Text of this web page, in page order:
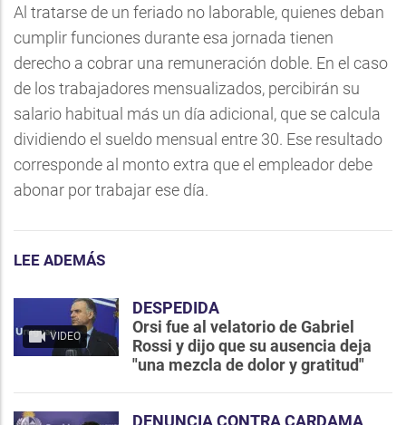
Al tratarse de un feriado no laborable, quienes deban
cumplir funciones durante esa jornada tienen
derecho a cobrar una remuneración doble. En el caso
de los trabajadores mensualizados, percibirán su
salario habitual más un día adicional, que se calcula
dividiendo el sueldo mensual entre 30. Ese resultado
corresponde al monto extra que el empleador debe
abonar por trabajar ese día.
LEE ADEMÁS
VIDEO
DESPEDIDA
Orsi fue al velatorio de Gabriel
Rossi y dijo que su ausencia deja
"una mezcla de dolor y gratitud"
DENUNCIA CONTRA CARDAMA